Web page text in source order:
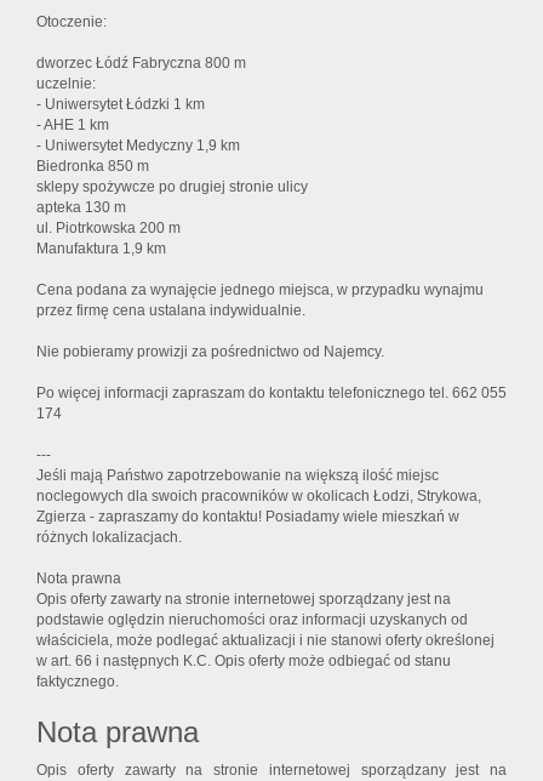
Otoczenie:
dworzec Łódź Fabryczna 800 m
uczelnie:
- Uniwersytet Łódzki 1 km
- AHE 1 km
- Uniwersytet Medyczny 1,9 km
Biedronka 850 m
sklepy spożywcze po drugiej stronie ulicy
apteka 130 m
ul. Piotrkowska 200 m
Manufaktura 1,9 km
Cena podana za wynajęcie jednego miejsca, w przypadku wynajmu
przez firmę cena ustalana indywidualnie.
Nie pobieramy prowizji za pośrednictwo od Najemcy.
Po więcej informacji zapraszam do kontaktu telefonicznego tel. 662 055
174
---
Jeśli mają Państwo zapotrzebowanie na większą ilość miejsc
noclegowych dla swoich pracowników w okolicach Łodzi, Strykowa,
Zgierza - zapraszamy do kontaktu! Posiadamy wiele mieszkań w
różnych lokalizacjach.
Nota prawna
Opis oferty zawarty na stronie internetowej sporządzany jest na
podstawie oględzin nieruchomości oraz informacji uzyskanych od
właściciela, może podlegać aktualizacji i nie stanowi oferty określonej
w art. 66 i następnych K.C. Opis oferty może odbiegać od stanu
faktycznego.
Nota prawna
Opis oferty zawarty na stronie internetowej sporządzany jest na